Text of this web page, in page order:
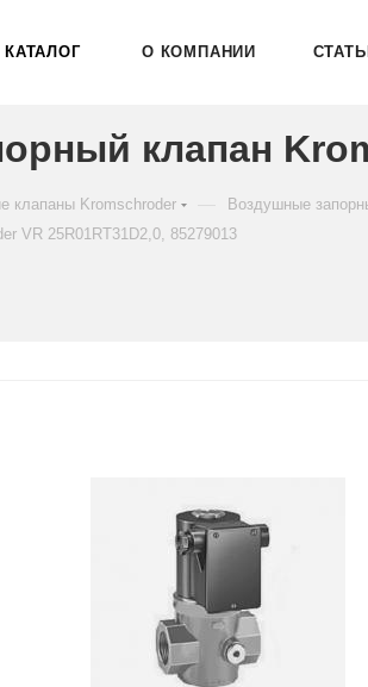
КАТАЛОГ О КОМПАНИИ
клапан
клапаны Kromschroder Воздушные
VR 25R01RT31D2,0, 85279013